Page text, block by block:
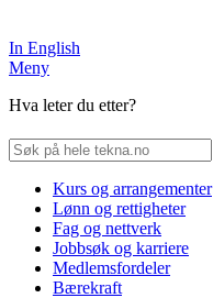
In English
Meny
Hva leter du etter?
Kurs og arrangementer
Lønn og rettigheter
Fag og nettverk
Jobbsøk og karriere
Medlemsfordeler
Bærekraft